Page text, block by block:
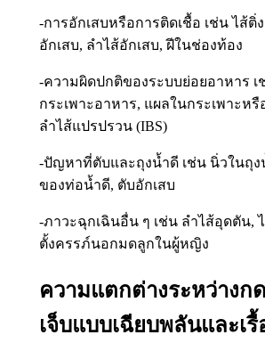
-การอักเสบหรือการติดเชื้อ เช่น ไส้ติ่
อักเสบ, ลำไส้อักเสบ, ฝีในช่องท้อง
-ความผิดปกติของระบบย่อยอาหาร เ
กระเพาะอาหาร, แผลในกระเพาะหรื
ลำไส้แปรปรวน (IBS)
-ปัญหาที่ตับและถุงน้ำดี เช่น นิ่วในถุ
ของท่อน้ำดี, ตับอักเสบ
-ภาวะฉุกเฉินอื่น ๆ เช่น ลำไส้อุดตัน,
ตั้งครรภ์นอกมดลูกในผู้หญิง
ความแตกต่างระหว่างก
เจ็บแบบเฉียบพลันและเรื้